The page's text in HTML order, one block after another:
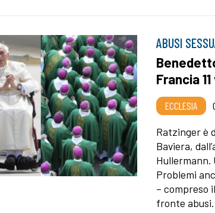
ABUSI
Francia
ECCLESIA
Ratzinger è
Baviera,
Hullermann.
Problemi
– compreso
fronte abusi.